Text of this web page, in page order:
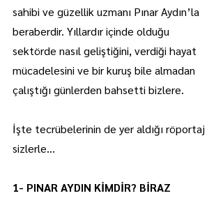
sahibi ve güzellik uzmanı Pınar Aydın’la
beraberdir. Yıllardır içinde olduğu
sektörde nasıl geliştiğini, verdiği hayat
mücadelesini ve bir kuruş bile almadan
çalıştığı günlerden bahsetti bizlere.
İşte tecrübelerinin de yer aldığı röportaj
sizlerle…
1- PINAR AYDIN KİMDİR? BİRAZ